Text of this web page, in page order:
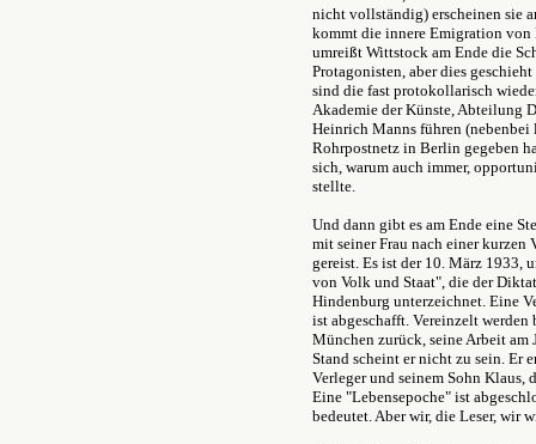
nicht vollständig) erscheinen sie
kommt die innere Emigration von
umreißt Wittstock am Ende die
Protagonisten, aber dies
sind die fast protokollarisch
Akademie der Künste, Abteilung
Heinrich Manns führen (nebenbei
Rohrpostnetz in Berlin gegeben
sich, warum auch immer,
stellte.
Und dann gibt es am Ende eine
mit seiner Frau nach einer kurzen
gereist. Es ist der 10. März 1933,
von Volk und Staat", die der
Hindenburg unterzeichnet. Eine
ist abgeschafft. Vereinzelt
München zurück, seine Arbeit am
Stand scheint er nicht zu sein. Er
Verleger und seinem Sohn
Eine "Lebensepoche" ist
bedeutet. Aber wir, die Leser, wir